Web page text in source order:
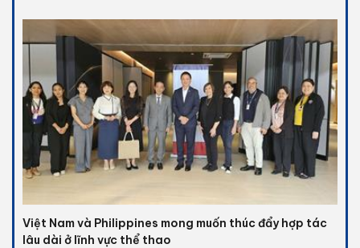
Việt Nam và Philippines mong muốn thúc đẩy hợp tác
lâu dài ở lĩnh vực thể thao